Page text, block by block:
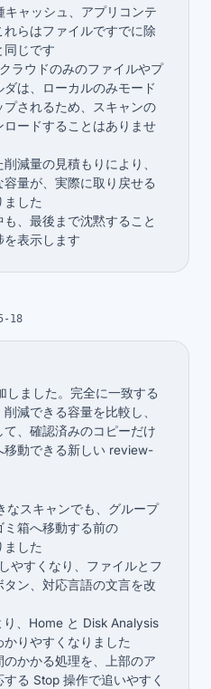
ャッシュ、アプリコンテ
らはファイルですでに除
同じです
ラウドのみのファイルやプ
は、ローカルのみモード
されるため、スキャンの
ードすることはありませ
減量の見積もりにより、
量が、実際に取り戻せる
ました
、最後まで沈黙すること
を表示します
18
ました。完全に一致する
減できる容量を比較し、
、確認済みのコピーだけ
移動できる新しい review-
なスキャンでも、グループ
箱へ移動する前の
した
やすくなり、ファイルとフ
タン、対応言語の文言を改
、Home と Disk Analysis
りやすくなりました
かかる処理を、上部のア
る Stop 操作で追いやすく